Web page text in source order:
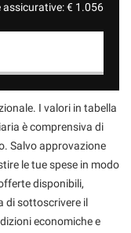
assicurative: € 1.056
I valori in tabella
è comprensiva di
Salvo approvazione
le tue spese in modo
disponibili,
di sottoscrivere il
economiche e